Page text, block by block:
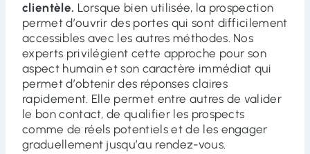
clientèle. Lorsque bien utilisée, la prospection
permet d’ouvrir des portes qui sont difficilement
accessibles avec les autres méthodes. Nos
experts privilégient cette approche pour son
aspect humain et son caractère immédiat qui
permet d’obtenir des réponses claires
rapidement. Elle permet entre autres de valider
le bon contact, de qualifier les prospects
comme de réels potentiels et de les engager
graduellement jusqu’au rendez-vous.